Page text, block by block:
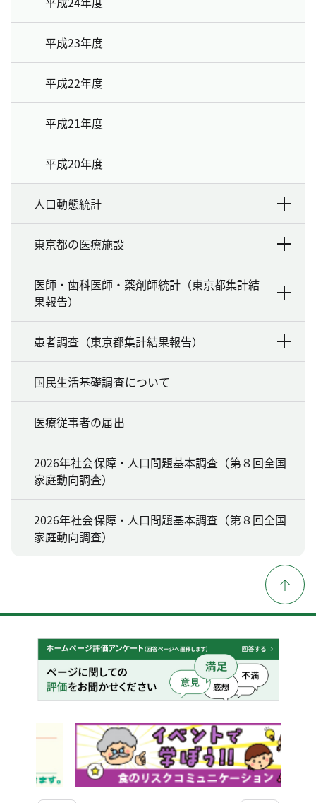
平成23年度
平成22年度
平成21年度
平成20年度
人口動態統計
東京都の医療施設
医師・歯科医師・薬剤師統計（東京都集計結
果報告）
患者調査（東京都集計結果報告）
国民生活基礎調査について
医療従事者の届出
2026年社会保障・人口問題基本調査（第８回全国
家庭動向調査）
2026年社会保障・人口問題基本調査（第８回全国
家庭動向調査）